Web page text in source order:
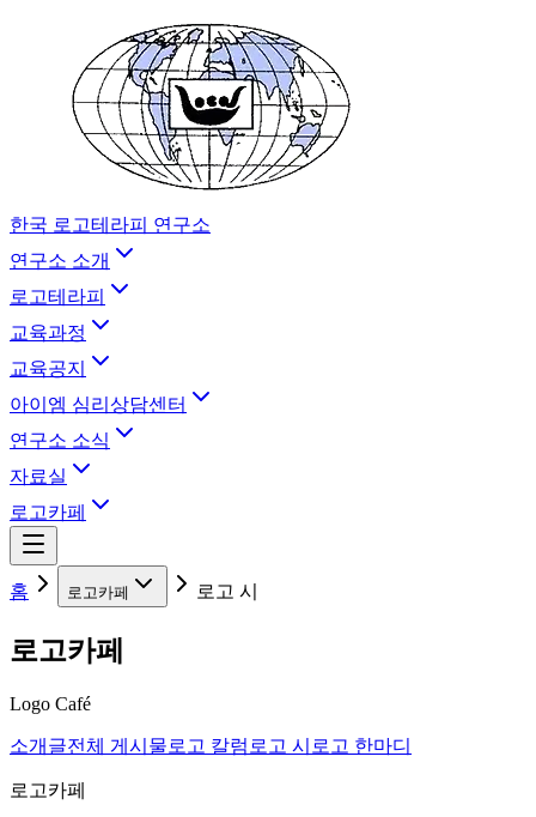
한국 로고테라피 연구소
연구소 소개
로고테라피
교육과정
교육공지
아이엠 심리상담센터
연구소 소식
자료실
로고카페
홈 로고카페 로고 시
로고카페
Logo Café
소개글전체 게시물로고 칼럼 로고 시 로고 한마디
로고카페